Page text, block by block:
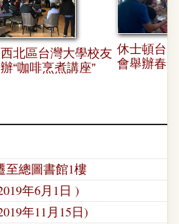
北區台灣大學校友
“咖啡烹煮講座”
休士頓台
會舉辦春
至總圖書館1樓
年6月1日 )
年11月15日)